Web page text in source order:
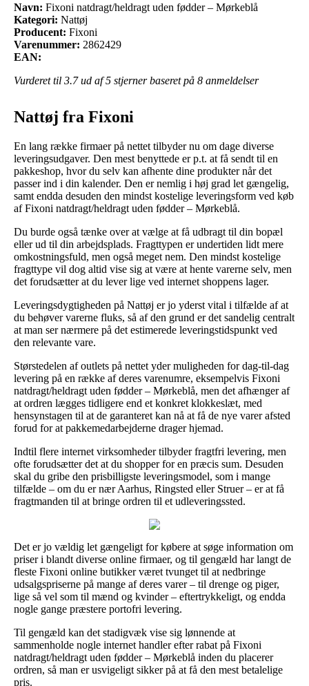
Navn: Fixoni natdragt/heldragt uden fødder – Mørkeblå
Kategori: Nattøj
Producent: Fixoni
Varenummer: 2862429
EAN:
Vurderet til 3.7ud af 5 stjerner baseret på 8 anmeldelser
Nattøj fra Fixoni
En lang række firmaer på nettet tilbyder nu om dage diverse
leveringsudgaver. Den mest benyttede er p.t. at få sendt til en
pakkeshop, hvor du selv kan afhente dine produkter når det
passer ind i din kalender. Den er nemlig i høj grad let gængelig,
samt endda desuden den mindst kostelige leveringsform ved køb
af Fixoni natdragt/heldragt uden fødder – Mørkeblå.
Du burde også tænke over at vælge at få udbragt til din bopæl
eller ud til din arbejdsplads. Fragttypen er undertiden lidt mere
omkostningsfuld, men også meget nem. Den mindst kostelige
fragttype vil dog altid vise sig at være at hente varerne selv, men
det forudsætter at du lever lige ved internet shoppens lager.
Leveringsdygtigheden på Nattøj er jo yderst vital i tilfælde af at
du behøver varerne fluks, så af den grund er det sandelig centralt
at man ser nærmere på det estimerede leveringstidspunkt ved
den relevante vare.
Størstedelen af outlets på nettet yder muligheden for dag-til-dag
levering på en række af deres varenumre, eksempelvis Fixoni
natdragt/heldragt uden fødder – Mørkeblå, men det afhænger af
at ordren lægges tidligere end et konkret klokkeslæt, med
hensynstagen til at de garanteret kan nå at få de nye varer afsted
forud for at pakkemedarbejderne drager hjemad.
Indtil flere internet virksomheder tilbyder fragtfri levering, men
ofte forudsætter det at du shopper for en præcis sum. Desuden
skal du gribe den prisbilligste leveringsmodel, som i mange
tilfælde – om du er nær Aarhus, Ringsted eller Struer – er at få
fragtmanden til at bringe ordren til et udleveringssted.
Det er jo vældig let gængeligt for købere at søge information om
priser i blandt diverse online firmaer, og til gengæld har langt de
fleste Fixoni online butikker været tvunget til at nedbringe
udsalgspriserne på mange af deres varer – til drenge og piger,
lige så vel som til mænd og kvinder – eftertrykkeligt, og endda
nogle gange præstere portofri levering.
Til gengæld kan det stadigvæk vise sig lønnende at
sammenholde nogle internet handler efter rabat på Fixoni
natdragt/heldragt uden fødder – Mørkeblå inden du placerer
ordren, så man er usvigeligt sikker på at få den mest betalelige
pris.